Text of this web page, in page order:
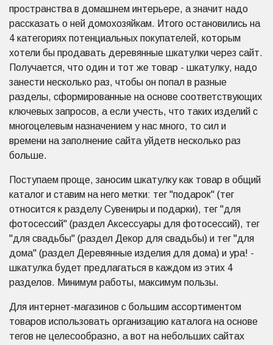
пространства в домашнем интерьере, а значит надо
рассказать о ней домохозяйкам. Итого остановились на
4 категориях потенциальных покупателей, которым
хотели бы продавать деревянные шкатулки через сайт.
Получается, что один и тот же товар - шкатулку, надо
занести несколько раз, чтобы он попал в разные
разделы, сформированные на основе соответствующих
ключевых запросов, а если учесть, что таких изделий с
многоцелевым назначением у нас много, то сил и
времени на заполнение сайта уйдетв несколько раз
больше.
Поступаем проще, заносим шкатулку как товар в общий
каталог и ставим на него метки: тег "подарок" (тег
относится к разделу Сувениры и подарки), тег "для
фотосессий" (раздел Аксессуары для фотосессий), тег
"для свадьбы" (раздел Декор для свадьбы) и тег "для
дома" (раздел Деревянные изделия для дома) и ура! -
шкатулка будет предлагаться в каждом из этих 4
разделов. Минимум работы, максимум пользы.
Для интернет-магазинов с большим ассортиментом
товаров использовать организацию каталога на основе
тегов не целесообразно, а вот на небольших сайтах